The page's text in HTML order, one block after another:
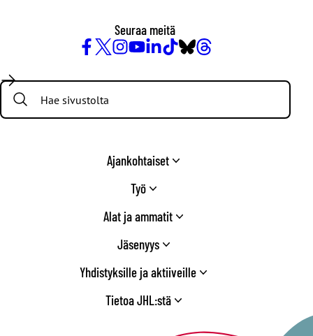
Seuraa meitä
/
Twitter
Search:
Ajankohtaiset
Työ
Alat ja ammatit
Jäsenyys
Yhdistyksille ja aktiiveille
Tietoa JHL:stä